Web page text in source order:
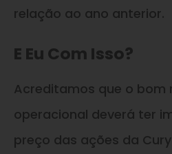
relação ao ano anterior.
E Eu Com Isso?
Acreditamos que o bom
operacional deverá ter
preço das ações da